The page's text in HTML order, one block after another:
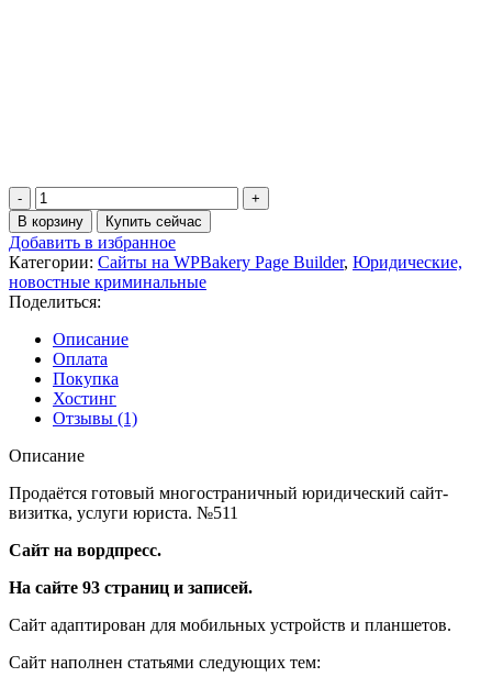
Количество
товара
Многостраничный
сайт
Юридических
услуг.
WordPress.
№511
В корзину Купить сейчас
Добавить в избранное
Категории: Сайты на WPBakery Page Builder, Юридические,
новостные криминальные
Поделиться:
Описание
Оплата
Покупка
Хостинг
Отзывы (1)
Описание
Продаётся готовый многостраничный юридический сайт-
визитка, услуги юриста. №511
Сайт на вордпресс.
На сайте 93 страниц и записей.
Сайт адаптирован для мобильных устройств и планшетов.
Сайт наполнен статьями следующих тем: